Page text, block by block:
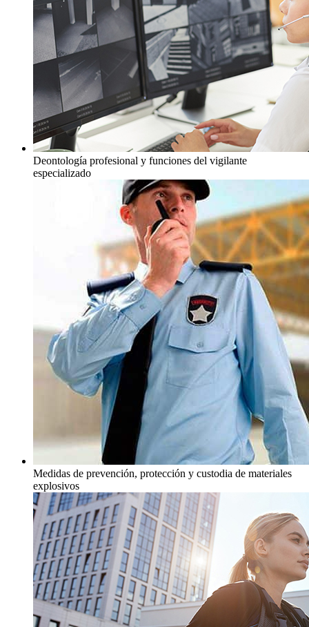
Deontología profesional y funciones del vigilante
especializado
Medidas de prevención, protección y custodia de materiales
explosivos